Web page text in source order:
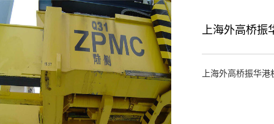
上海外高桥振
上海外高桥振华